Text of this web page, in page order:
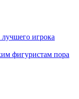
игрока
фигуристам пора